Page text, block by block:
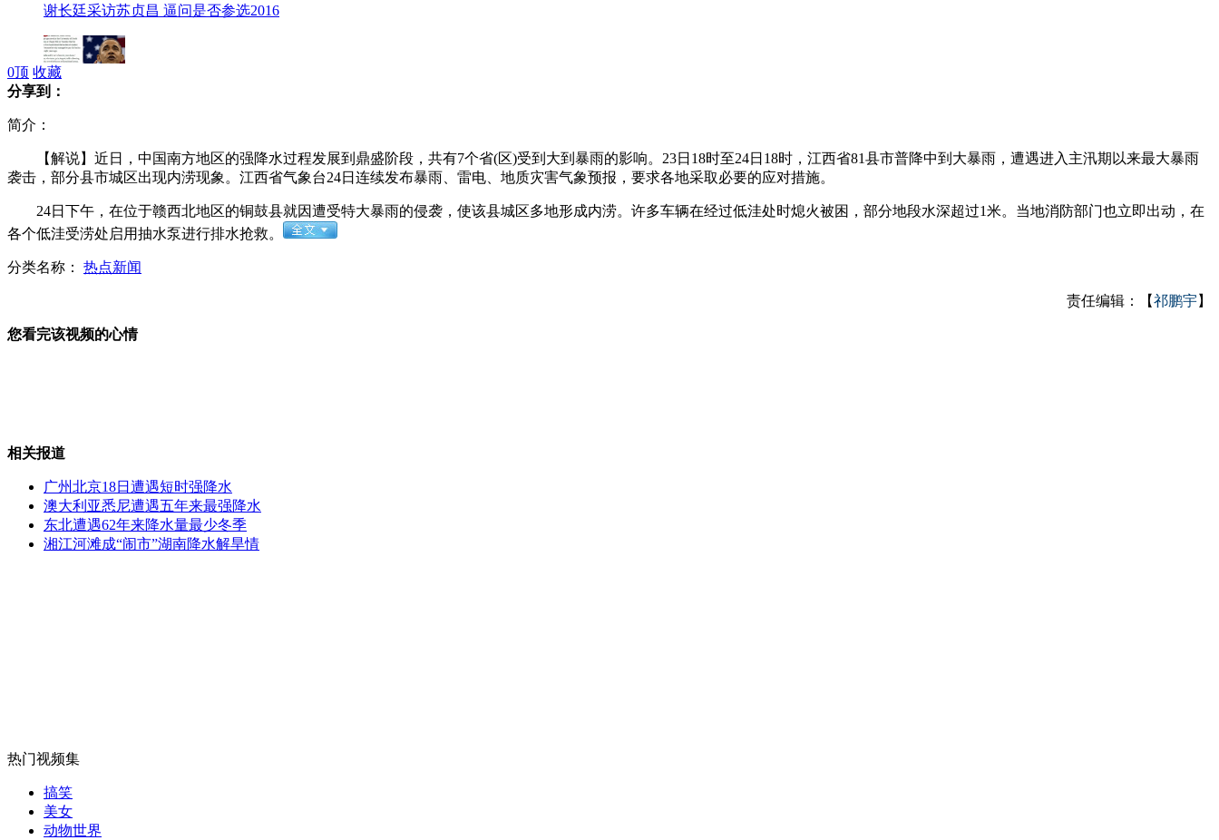
谢长廷采访苏贞昌 逼问是否参选2016
足坛反腐：律师称李冬生不构成贪污罪
中方一船菲方两船黄岩岛海域仍在对峙
无痛分娩是否安全 医生回应
0顶 收藏
分享到：
简介：
【解说】近日，中国南方地区的强降水过程发展到鼎盛阶段，共有7个省(区)受到大到暴雨的影响。23日18时至24日18时，江西省81县市普降中到大暴雨，遭遇进入主汛期以来最大暴雨
袭击，部分县市城区出现内涝现象。江西省气象台24日连续发布暴雨、雷电、地质灾害气象预报，要求各地采取必要的应对措施。
24日下午，在位于赣西北地区的铜鼓县就因遭受特大暴雨的侵袭，使该县城区多地形成内涝。许多车辆在经过低洼处时熄火被困，部分地段水深超过1米。当地消防部门也立即出动，在
各个低洼受涝处启用抽水泵进行排水抢救。
分类名称： 热点新闻
责任编辑：【祁鹏宇】
您看完该视频的心情
相关报道
广州北京18日遭遇短时强降水
澳大利亚悉尼遭遇五年来最强降水
东北遭遇62年来降水量最少冬季
湘江河滩成“闹市”湖南降水解旱情
热门视频集
搞笑
美女
动物世界